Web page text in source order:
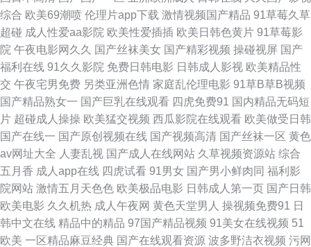
论在线 亚洲色色 91路cn 肏屄图片吴梦梦 国产a成人 加勒比久久视 另类综合
首页 青草成人网站 先锋影音无码 91精品视频网 www超碰97 大香蕉伊人婷
婷 激情网页 美女性爱AV 青青草综合 日欧韩123区 影音先锋欧美专区 AA片
免费网站 福利导航亚洲 狠狠撸最新 另类网站 欧日资源 三级成年在线 影音先
锋三级资源 99成人欧美 岛国青青草 精品久热 青娱乐福利导航 婷婷色福利导
航 在线超碰91 91网址在线观看 操碰公开视频 黄色国产大全 欧美老妇性交
少妇喷潮蜜桃91 在线超碰色片 www夜夜 国产精品乱子伦 老司机综合网 日
综合 欧美69潮喷 伦理片app下载 激情视频国产精品 91草莓久草
超碰 成人性爱aa影院 欧美性爱插插 欧美日韩色黄片 91草莓影
院 午夜电影网久久 国产丝袜美女 国产精彩视频 操碰视屏 国产
福利在线 91久久影院 免费日韩电影 日韩成人影视 欧美精品性
交 午夜宅男免费 另类亚洲色情 家庭乱伦理电影 91草B草B视频
国产精品熟女一 国产巨乳在线观看 四虎免费91 国内精品无码短
片 超碰成人操操 欧美猛交视频 西瓜影院在线观看 欧美做受日韩
国产在线一 国产原创视频在线 国产视频高清 国产丝袜一区 黄色
av网址大全 人妻乱视 国产成人在线网站 久草视频资源站 综合
五月香 成人app在线 四虎试看 91男女 国产男小鲜肉同 福利影
院网站 激情五月天色色 欧美极品电影 日韩成人第一页 国产日韩
欧美电影 久久机热 成人午夜网 黄色天堂男人 操视频免费91 日
韩中文在线 精品中的精品 97国产精品视频 91美女在线视频 51
欧美 一区精品麻豆经典 国产在线观看资源 波多野洁衣视频 污网